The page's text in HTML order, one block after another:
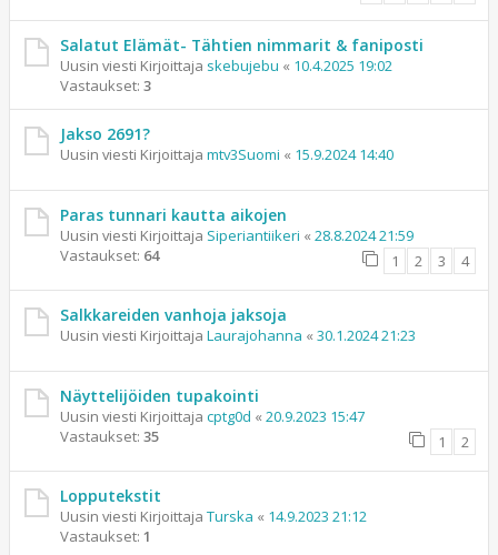
Salatut Elämät- Tähtien nimmarit & faniposti
Uusin viesti Kirjoittaja skebujebu « 10.4.2025 19:02
Vastaukset: 3
Jakso 2691?
Uusin viesti Kirjoittaja mtv3Suomi « 15.9.2024 14:40
Paras tunnari kautta aikojen
Uusin viesti Kirjoittaja Siperiantiikeri « 28.8.2024 21:59
Vastaukset: 64 1 2 3 4
Salkkareiden vanhoja jaksoja
Uusin viesti Kirjoittaja Laurajohanna « 30.1.2024 21:23
Näyttelijöiden tupakointi
Uusin viesti Kirjoittaja cptg0d « 20.9.2023 15:47
Vastaukset: 35 1 2
Lopputekstit
Uusin viesti Kirjoittaja Turska « 14.9.2023 21:12
Vastaukset: 1